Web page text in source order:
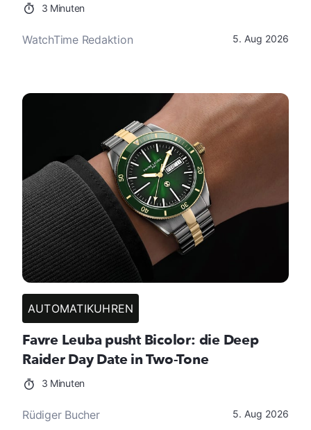
3 Minuten
WatchTime Redaktion 5. Aug 2026
AUTOMATIKUHREN
Favre Leuba pusht Bicolor: die Deep
Raider Day Date in Two-Tone
3 Minuten
Rüdiger Bucher 5. Aug 2026